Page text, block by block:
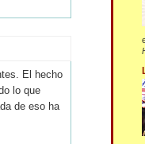
El hecho
lo que
de eso ha